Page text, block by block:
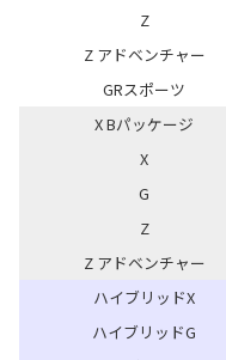
Z
Z アドベンチャー
GRスポーツ
X Bパッケージ
X
G
Z
Z アドベンチャー
ハイブリッドX
ハイブリッドG